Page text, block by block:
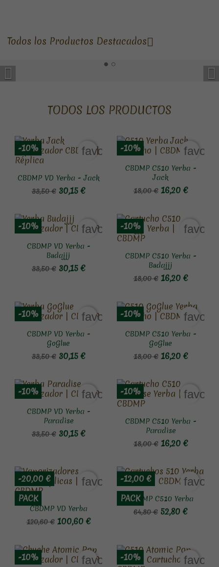
Todos los Productos Destacados
 
TODOS LOS PRODUCTOS
CBDMP VD Yerba - Jack
33,50 € 30,15 €
-10% favorite_border
CBDMP C510 Yerba -
Jack
18,00 € 16,20 €
-10%
CBDMP VD Yerba -
Budajjj
33,50 € 30,15 €
-10% favorite_border
CBDMP C510 Yerba -
Budajjj
18,00 € 16,20 €
-10%
CBDMP VD Yerba -
GoGlue
33,50 € 30,15 €
-10% favorite_border
CBDMP C510 Yerba -
GoGlue
18,00 € 16,20 €
-10%
CBDMP VD Yerba -
Paradise
33,50 € 30,15 €
-10% favorite_border
CBDMP C510 Yerba -
Paradise
18,00 € 16,20 €
-10%
CBDMP VD Yerba
120,60 € 100,60 €
-20,00 €
PACK
favorite_border
CBDMP C510 Yerba
64,80 € 52,80 €
-12,00 €
PACK
-10% favorite_border
-10%